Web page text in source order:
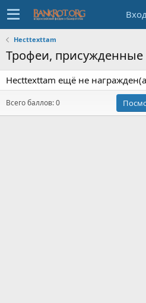
Hecttexttam
Трофеи, присужденные
Hecttexttam ещё не
Всего баллов: 0